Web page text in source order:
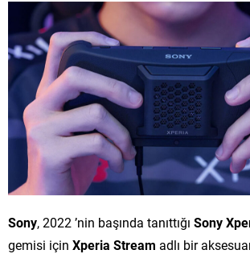
Sony, 2022 ’nin başında tanıttığı Sony
gemisi için Xperia Stream adlı bir